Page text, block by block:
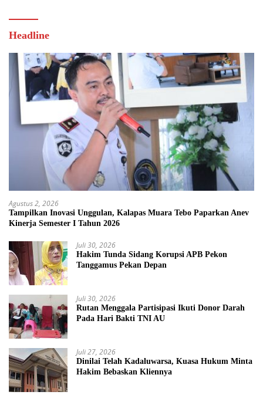
Headline
Agustus 2, 2026
Tampilkan Inovasi Unggulan, Kalapas Muara Tebo Paparkan Anev
Kinerja Semester I Tahun 2026
Juli 30, 2026
Hakim Tunda Sidang Korupsi APB Pekon
Tanggamus Pekan Depan
Juli 30, 2026
Rutan Menggala Partisipasi Ikuti Donor Darah
Pada Hari Bakti TNI AU
Juli 27, 2026
Dinilai Telah Kadaluwarsa, Kuasa Hukum Minta
Hakim Bebaskan Kliennya